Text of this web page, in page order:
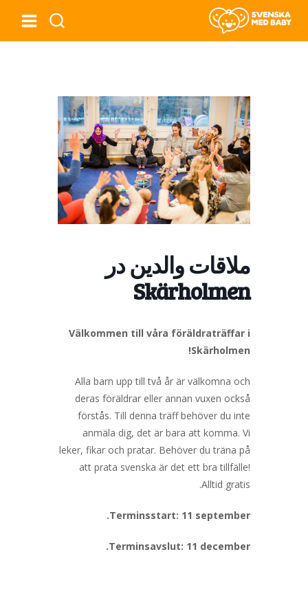
ملاقات والدین در
Skärholmen
Välkommen till våra föräldraträffar i
Skärholmen!
Alla barn upp till två år är välkomna och
deras föräldrar eller annan vuxen också
förstås. Till denna träff behöver du inte
anmäla dig, det är bara att komma. Vi
leker, fikar och pratar. Behöver du träna på
att prata svenska är det ett bra tillfälle!
Alltid gratis.
Terminsstart: 11 september.
Terminsavslut: 11 december.